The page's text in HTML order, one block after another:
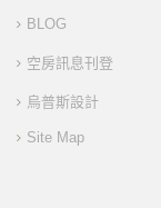
BLOG
空房訊息刊登
烏普斯設計
Site Map